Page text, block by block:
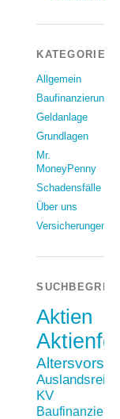
KATEGORIEN
Allgemein
Baufinanzierung
Geldanlage
Grundlagen
Mr.
MoneyPenny
Schadensfälle
Über uns
Versicherungen
Aktien
Auslandsreise
KV